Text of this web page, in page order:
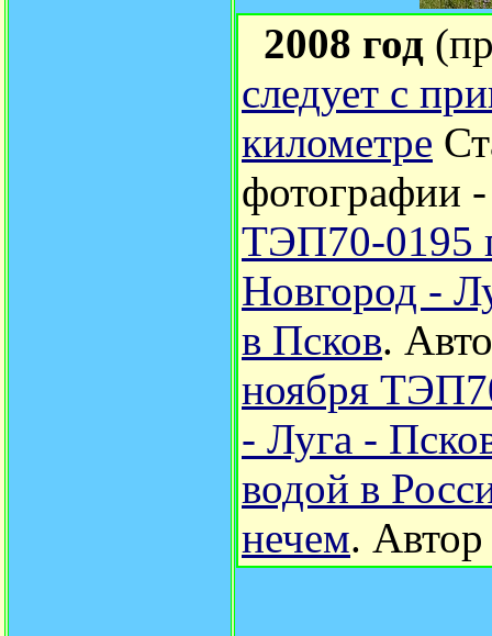
2008 год
следует с
километре
фотографии
ТЭП70-0195
Новгород -
в Псков.
ноября
- Луга -
водой в
нечем.